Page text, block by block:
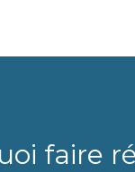
faire